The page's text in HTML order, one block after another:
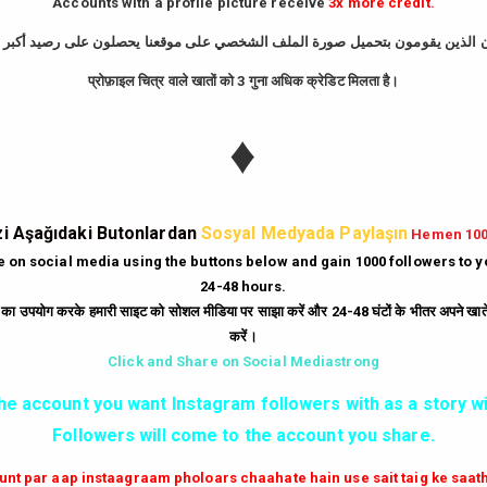
GIRIŞ YAP
çalışır. Bir gönderi paylaşıldıktan sonraki ilk dakikalarda ne kadar
şu avantajları elde edersiniz:
tarafından Keşfet sayfasına taşınır. Bu da binlerce yeni ve organik
üzerinde "popüler ve güvenilir" imajı yaratır. İnsanlar, beğenisi yüksek
müşterilere markanın aktif ve tercih edilen bir marka olduğunu
araçlarla tamamen çözülmüştür. Kaliteli bir Instagram beğeni hilesi
atmadan etkileşim sayılarınızı artırabilirsiniz. Şifresiz işlem,
aktif edin.
प्रोफ़ाइल चित्र वाले खातों को 3 गुना अधिक क्रेडिट मिलता है।
♦
Aşağıdaki Butonlardan Sosyal Medyada Paylaşın Hemen
on social media using the buttons below and gain 1000 followers to
24-48 hours.
का उपयोग करके हमारी साइट को सोशल मीडिया पर साझा करें और 24-48 घंटों के भीतर अपने
करें।
Click and Share on Social Mediastrong
account you want Instagram followers with as a story
Followers will come to the account you share.
par aap instaagraam pholoars chaahate hain use sait taig ke